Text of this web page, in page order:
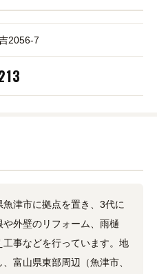
2056-7
津市に拠点を置き、3代に
外壁のリフォーム、雨樋
工事などを行っています。地
富山県東部周辺（魚津市、